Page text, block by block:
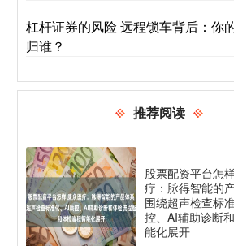
杠杆证券的风险 远程锁车背后：你
归谁？
推荐阅读
股票配资平台怎
疗：脉得智能的
围绕超声检查标
控、AI辅助诊断
能化展开